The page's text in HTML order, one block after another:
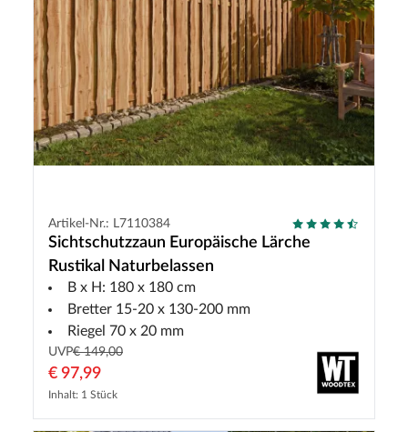
Artikel-Nr.: L7110384
Sichtschutzzaun Europäische Lärche
Rustikal Naturbelassen
B x H: 180 x 180 cm
Bretter 15-20 x 130-200 mm
Riegel 70 x 20 mm
UVP€ 149,00
€ 97,99
Inhalt: 1 Stück